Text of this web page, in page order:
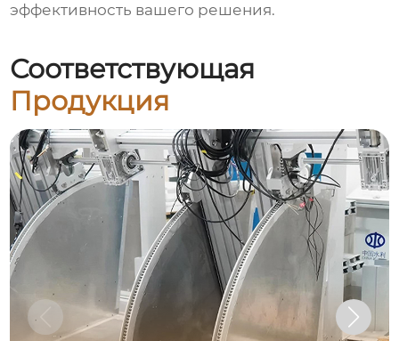
эффективность вашего решения.
Соответствующая
Продукция